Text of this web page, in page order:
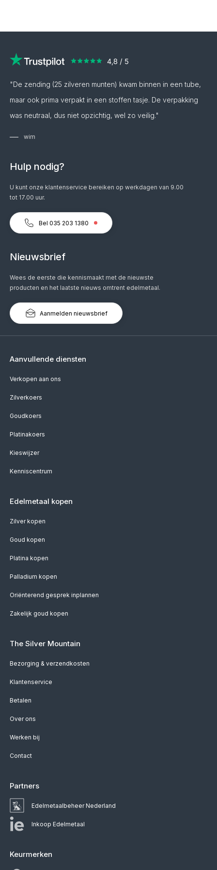
"De zending (25 zilveren munten) kwam binnen in een tube,
maar ook prima verpakt in een stoffen tasje. De verpakking
was neutraal, dus niet opzichtig, wel zo veilig."
wim
Hulp nodig?
U kunt onze klantenservice bereiken op werkdagen van 9.00
tot 17.00 uur.
Bel 035 203 1380
Nieuwsbrief
Wees de eerste die kennismaakt met de nieuwste
producten en het laatste nieuws omtrent edelmetaal.
Aanmelden nieuwsbrief
Aanvullende diensten
Verkopen aan ons
Zilverkoers
Goudkoers
Platinakoers
Kieswijzer
Kenniscentrum
Edelmetaal kopen
Zilver kopen
Goud kopen
Platina kopen
Palladium kopen
Oriënterend gesprek inplannen
Zakelijk goud kopen
The Silver Mountain
Bezorging & verzendkosten
Klantenservice
Betalen
Over ons
Werken bij
Contact
Partners
Edelmetaalbeheer Nederland
Inkoop Edelmetaal
Keurmerken